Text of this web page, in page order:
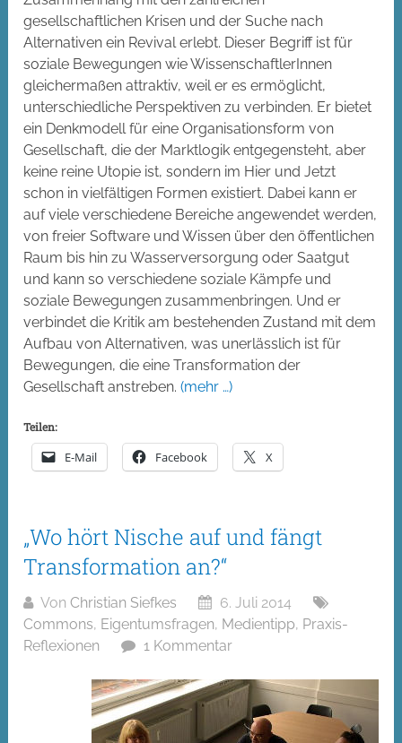
gesellschaftlichen Krisen und der Suche nach
Alternativen ein Revival erlebt. Dieser Begriff ist für
soziale Bewegungen wie WissenschaftlerInnen
gleichermaßen attraktiv, weil er es ermöglicht,
unterschiedliche Perspektiven zu verbinden. Er bietet
ein Denkmodell für eine Organisationsform von
Gesellschaft, die der Marktlogik entgegensteht, aber
keine reine Utopie ist, sondern im Hier und Jetzt
schon in vielfältigen Formen existiert. Dabei kann er
auf viele verschiedene Bereiche angewendet werden,
von freier Software und Wissen über den öffentlichen
Raum bis hin zu Wasserversorgung oder Saatgut
und kann so verschiedene soziale Kämpfe und
soziale Bewegungen zusammenbringen. Und er
verbindet die Kritik am bestehenden Zustand mit dem
Aufbau von Alternativen, was unerlässlich ist für
Bewegungen, die eine Transformation der
Gesellschaft anstreben.(mehr …)
Teilen:
E-Mail Facebook X
„Wo hört Nische auf und fängt
Transformation an?“
VonChristian Siefkes
6. Juli 2014
Commons, Eigentumsfragen, Medientipp, Praxis-
Reflexionen
1 Kommentar